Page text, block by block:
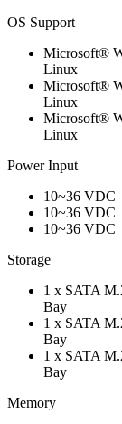
OS Support
Microsoft®
Linux
Microsoft®
Linux
Microsoft®
Linux
Power Input
10~36 VDC
10~36 VDC
10~36 VDC
Storage
1 x SATA
Bay
1 x SATA
Bay
1 x SATA
Bay
Memory